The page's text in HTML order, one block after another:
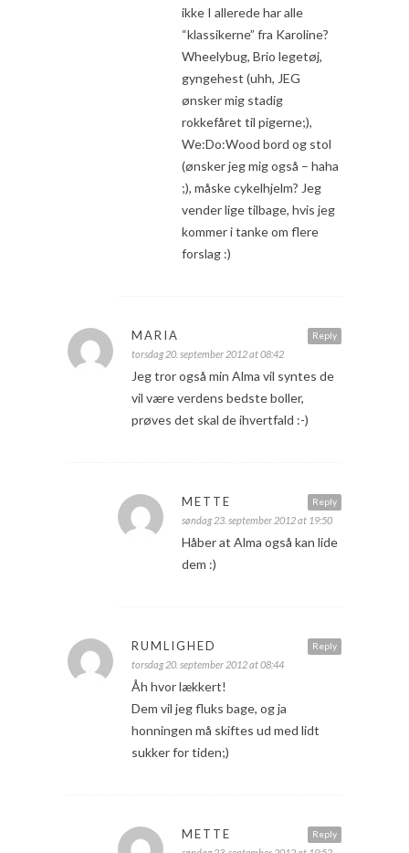
ikke I allerede har alle
“klassikerne” fra Karoline?
Wheelybug, Brio legetøj,
gyngehest (uhh, JEG
ønsker mig stadig
rokkefåret til pigerne;),
We:Do:Wood bord og stol
(ønsker jeg mig også – haha
;), måske cykelhjelm? Jeg
vender lige tilbage, hvis jeg
kommer i tanke om flere
forslag :)
Reply
MARIA
torsdag 20. september 2012 at 08:42
Jeg tror også min Alma vil syntes de
vil være verdens bedste boller,
prøves det skal de ihvertfald :-)
Reply
METTE
søndag 23. september 2012 at 19:50
Håber at Alma også kan lide
dem :)
Reply
RUMLIGHED
torsdag 20. september 2012 at 08:44
Åh hvor lækkert!
Dem vil jeg fluks bage, og ja
honningen må skiftes ud med lidt
sukker for tiden;)
Reply
METTE